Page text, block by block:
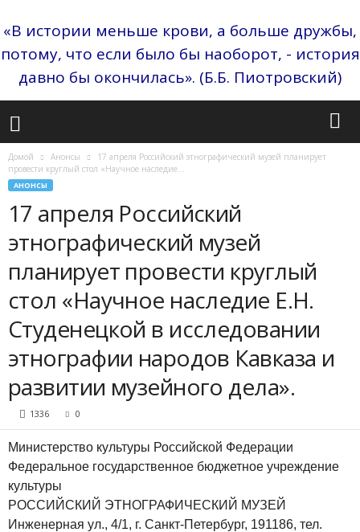
«В истории меньше крови, а больше дружбы,
потому, что если было бы наоборот, - история
давно бы окончилась». (Б.Б. Пиотровский)
Домой Анонсы
17 апреля Российский этнографический музей планирует
провести круглый стол «Научное наследие...
АНОНСЫ
17 апреля Российский
этнографический музей
планирует провести круглый
стол «Научное наследие Е.Н.
Студенецкой в исследовании
этнографии народов Кавказа и
развитии музейного дела».
1336 0
Министерство культуры Российской Федерации
Федеральное государственное бюджетное учреждение
культуры
РОССИЙСКИЙ ЭТНОГРАФИЧЕСКИЙ МУЗЕЙ
Инженерная ул., 4/1, г. Санкт-Петербург, 191186, тел.